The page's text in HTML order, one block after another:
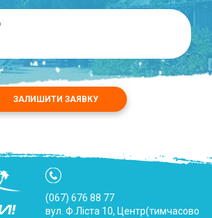
ЗАЛИШИТИ ЗАЯВКУ
(067) 676 88 77
вул. Ф.Ліста 10, Центр(тимчасово